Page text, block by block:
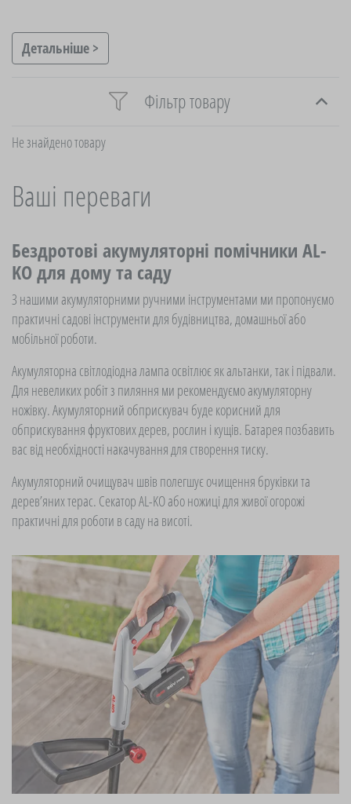
Детальніше >
Фільтр товару
Не знайдено товару
Ваші переваги
Бездротові акумуляторні помічники AL-
KO для дому та саду
З нашими акумуляторними ручними інструментами ми пропонуємо
практичні садові інструменти для будівництва, домашньої або
мобільної роботи.
Акумуляторна світлодіодна лампа освітлює як альтанки, так і підвали.
Для невеликих робіт з пиляння ми рекомендуємо акумуляторну
ножівку. Акумуляторний обприскувач буде корисний для
обприскування фруктових дерев, рослин і кущів. Батарея позбавить
вас від необхідності накачування для створення тиску.
Акумуляторний очищувач швів полегшує очищення бруківки та
дерев’яних терас. Секатор AL-KO або ножиці для живої огорожі
практичні для роботи в саду на висоті.